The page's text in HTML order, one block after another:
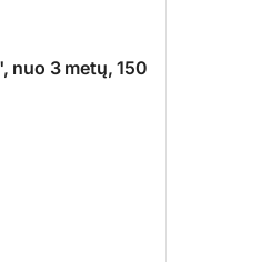
nuo 3 metų, 150